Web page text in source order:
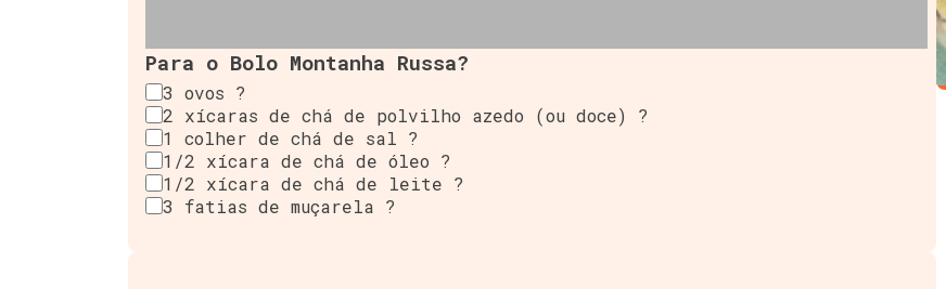
Para o Bolo Montanha Russa?
3 ovos ?
2 xícaras de chá de polvilho azedo (ou doce) ?
1 colher de chá de sal ?
1/2 xícara de chá de óleo ?
1/2 xícara de chá de leite ?
3 fatias de muçarela ?